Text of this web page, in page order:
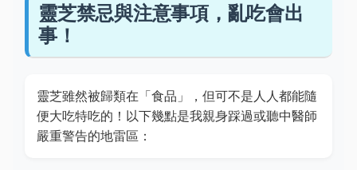
靈芝禁忌與注意事項，亂吃會出
事！
靈芝雖然被歸類在「食品」，但可不是人人都能隨
便大吃特吃的！以下幾點是我親身踩過或聽中醫師
嚴重警告的地雷區：